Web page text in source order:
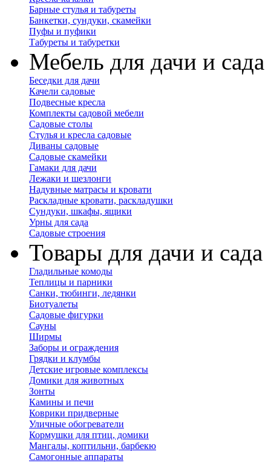
Барные стулья и табуреты
Банкетки, сундуки, скамейки
Пуфы и пуфики
Табуреты и табуретки
Мебель для дачи и сада
Беседки для дачи
Качели садовые
Подвесные кресла
Комплекты садовой мебели
Садовые столы
Стулья и кресла садовые
Диваны садовые
Садовые скамейки
Гамаки для дачи
Лежаки и шезлонги
Надувные матрасы и кровати
Раскладные кровати, раскладушки
Сундуки, шкафы, ящики
Урны для сада
Садовые строения
Товары для дачи и сада
Гладильные комоды
Теплицы и парники
Санки, тюбинги, ледянки
Биотуалеты
Садовые фигурки
Сауны
Ширмы
Заборы и ограждения
Грядки и клумбы
Детские игровые комплексы
Домики для животных
Зонты
Камины и печи
Коврики придверные
Уличные обогреватели
Кормушки для птиц, домики
Мангалы, коптильни, барбекю
Самогонные аппараты